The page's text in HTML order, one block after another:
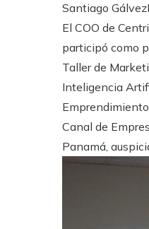
Santiago Gálvez
El COO de
participó como
Taller de
Inteligencia
Canal de
Panamá,